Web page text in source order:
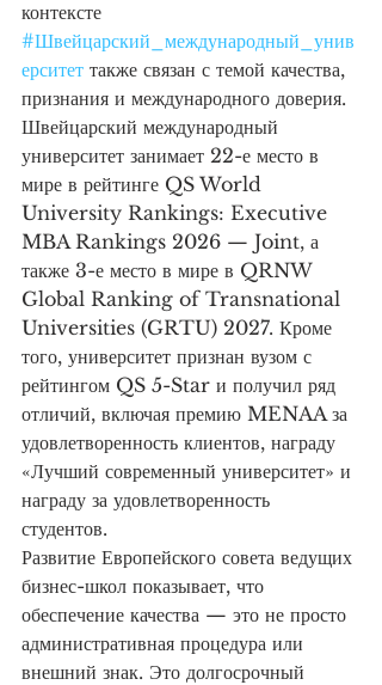
контексте
#Швейцарский_международный_унив
ерситет также связан с темой качества,
признания и международного доверия.
Швейцарский международный
университет занимает 22-е место в
мире в рейтинге QS World
University Rankings: Executive
MBA Rankings 2026 — Joint, а
также 3-е место в мире в QRNW
Global Ranking of Transnational
Universities (GRTU) 2027. Кроме
того, университет признан вузом с
рейтингом QS 5-Star и получил ряд
отличий, включая премию MENAA за
удовлетворенность клиентов, награду
«Лучший современный университет» и
награду за удовлетворенность
студентов.
Развитие Европейского совета ведущих
бизнес-школ показывает, что
обеспечение качества — это не просто
административная процедура или
внешний знак. Это долгосрочный